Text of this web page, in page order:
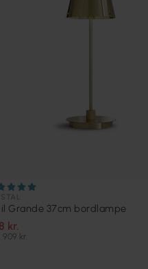
il Grande 37cm bordlampe
kr.
909 kr.